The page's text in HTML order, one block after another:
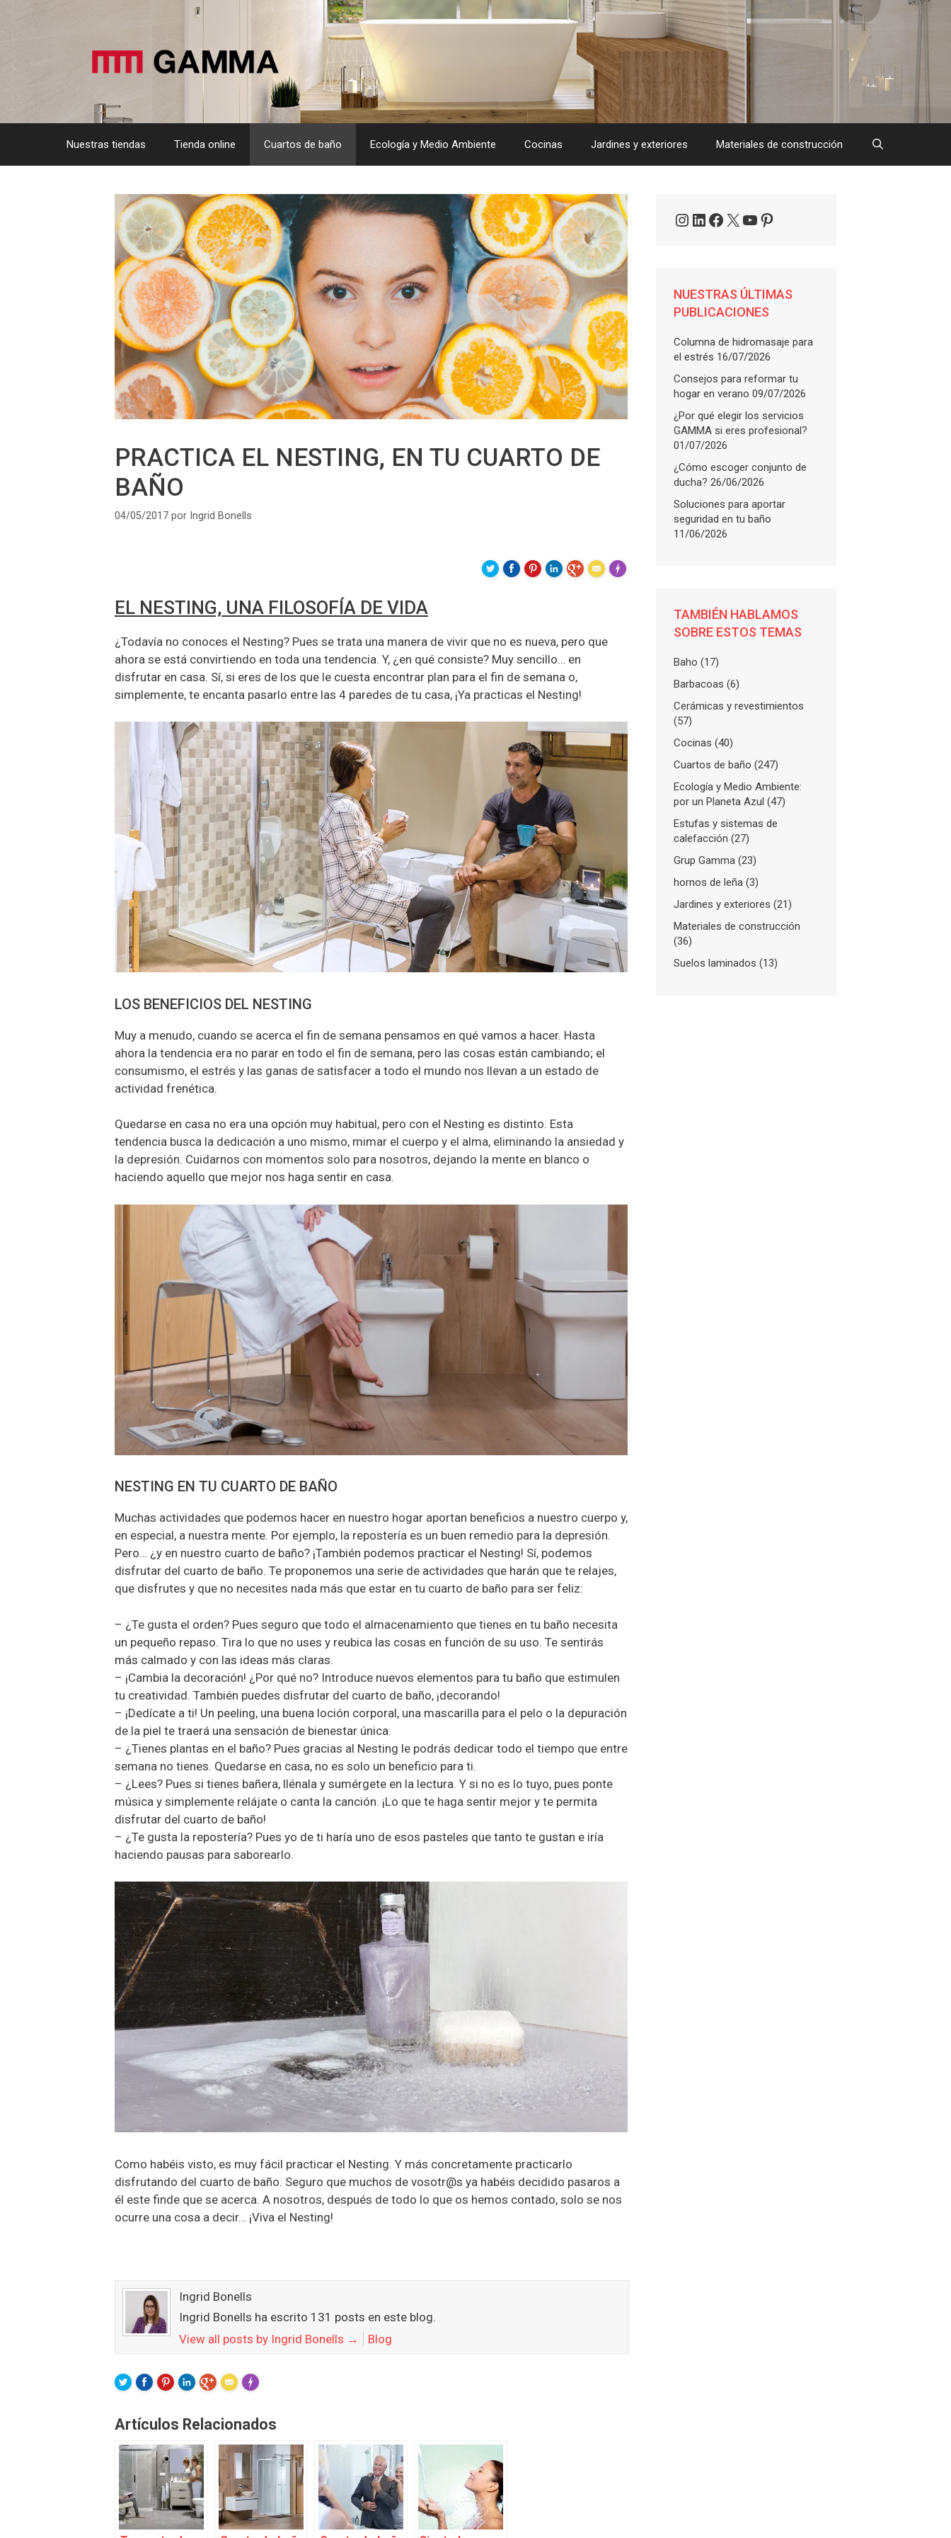
Nuestras tiendas Tienda online Cuartos de baño Ecología y Medio Ambiente Cocinas Jardines y exteriores Materiales de construcción
PRACTICA EL NESTING, EN TU CUARTO DE
BAÑO
04/05/2017 por Ingrid Bonells
EL NESTING, UNA FILOSOFÍA DE VIDA
¿Todavía no conoces el Nesting? Pues se trata una manera de vivir que no es nueva, pero que
ahora se está convirtiendo en toda una tendencia. Y, ¿en qué consiste? Muy sencillo… en
disfrutar en casa. Sí, si eres de los que le cuesta encontrar plan para el fin de semana o,
simplemente, te encanta pasarlo entre las 4 paredes de tu casa, ¡Ya practicas el Nesting!
LOS BENEFICIOS DEL NESTING
Muy a menudo, cuando se acerca el fin de semana pensamos en qué vamos a hacer. Hasta
ahora la tendencia era no parar en todo el fin de semana, pero las cosas están cambiando; el
consumismo, el estrés y las ganas de satisfacer a todo el mundo nos llevan a un estado de
actividad frenética.
Quedarse en casa no era una opción muy habitual, pero con el Nesting es distinto. Esta
tendencia busca la dedicación a uno mismo, mimar el cuerpo y el alma, eliminando la ansiedad y
la depresión. Cuidarnos con momentos solo para nosotros, dejando la mente en blanco o
haciendo aquello que mejor nos haga sentir en casa.
NESTING EN TU CUARTO DE BAÑO
Muchas actividades que podemos hacer en nuestro hogar aportan beneficios a nuestro cuerpo y,
en especial, a nuestra mente. Por ejemplo, la repostería es un buen remedio para la depresión.
Pero… ¿y en nuestro cuarto de baño? ¡También podemos practicar el Nesting! Sí, podemos
disfrutar del cuarto de baño. Te proponemos una serie de actividades que harán que te relajes,
que disfrutes y que no necesites nada más que estar en tu cuarto de baño para ser feliz:
– ¿Te gusta el orden? Pues seguro que todo el almacenamiento que tienes en tu baño necesita
un pequeño repaso. Tira lo que no uses y reubica las cosas en función de su uso. Te sentirás
más calmado y con las ideas más claras.
– ¡Cambia la decoración! ¿Por qué no? Introduce nuevos elementos para tu baño que estimulen
tu creatividad. También puedes disfrutar del cuarto de baño, ¡decorando!
– ¡Dedícate a ti! Un peeling, una buena loción corporal, una mascarilla para el pelo o la depuración
de la piel te traerá una sensación de bienestar única.
– ¿Tienes plantas en el baño? Pues gracias al Nesting le podrás dedicar todo el tiempo que entre
semana no tienes. Quedarse en casa, no es solo un beneficio para ti.
– ¿Lees? Pues si tienes bañera, llénala y sumérgete en la lectura. Y si no es lo tuyo, pues ponte
música y simplemente relájate o canta la canción. ¡Lo que te haga sentir mejor y te permita
disfrutar del cuarto de baño!
– ¿Te gusta la repostería? Pues yo de ti haría uno de esos pasteles que tanto te gustan e iría
haciendo pausas para saborearlo.
Como habéis visto, es muy fácil practicar el Nesting. Y más concretamente practicarlo
disfrutando del cuarto de baño. Seguro que muchos de vosotr@s ya habéis decidido pasaros a
él este finde que se acerca. A nosotros, después de todo lo que os hemos contado, solo se nos
ocurre una cosa a decir… ¡Viva el Nesting!
Ingrid Bonells
Ingrid Bonells ha escrito 131 posts en este blog.
View all posts by Ingrid Bonells → Blog
Made with
Artículos Relacionados
Instagram
LinkedIn
Facebook
X YouTube
Pinterest
NUESTRAS ÚLTIMAS
PUBLICACIONES
Columna de hidromasaje para
el estrés 16/07/2026
Consejos para reformar tu
hogar en verano 09/07/2026
¿Por qué elegir los servicios
GAMMA si eres profesional?
01/07/2026
¿Cómo escoger conjunto de
ducha? 26/06/2026
Soluciones para aportar
seguridad en tu baño
11/06/2026
TAMBIÉN HABLAMOS
SOBRE ESTOS TEMAS
Baho (17)
Barbacoas (6)
Cerámicas y revestimientos
(57)
Cocinas (40)
Cuartos de baño (247)
Ecología y Medio Ambiente:
por un Planeta Azul (47)
Estufas y sistemas de
calefacción (27)
Grup Gamma (23)
hornos de leña (3)
Jardines y exteriores (21)
Materiales de construcción
(36)
Suelos laminados (13)